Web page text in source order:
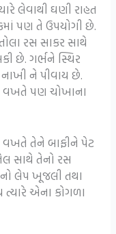
લેવાથી ઘણી રાહત
પણ તે ઉપયોગી છે.
રસ સાકર સાથે
છે. ગર્ભને સ્થિર
ને પીવાય છે.
વખતે પણ ચોખાના
વખતે તેને બાફીને પેટ
સાથે તેનો રસ
લેપ ખૂજલી તથા
એના કોગળા